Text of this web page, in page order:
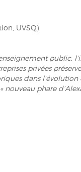
UVSQ)
public,
privées
dans
phare